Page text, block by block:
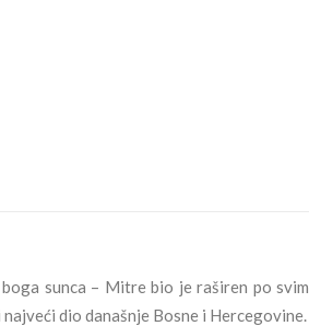
sunca – Mitre bio je raširen po svim
dio današnje Bosne i Hercegovine.